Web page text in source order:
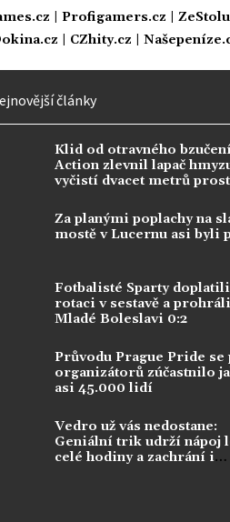
Profigamers.cz
CZhity.cz
články
Klid od otravného
Action zlevnil lapač
vyčistí dvacet metrů
Za planými poplachy na
mostě v Lucernu asi byli
Fotbalisté Sparty
rotaci v sestavě a
Mladé Boleslavi 0:2
Průvodu Prague Pride se
organizátorů zúčastnilo
asi 45.000 lidí
Vedro už vás nedostane:
Geniální trik udrží nápoj
celé hodiny a zachrání i